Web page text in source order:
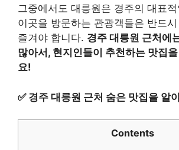
그중에서도 대릉원은 경주의 대표
이곳을 방문하는 관광객들은 반드
즐겨야 합니다. 경주 대릉원 근처에
많아서, 현지인들이 추천하는 맛집을
요!
✅ 경주 대릉원 근처 숨은 맛집을 알
Contents